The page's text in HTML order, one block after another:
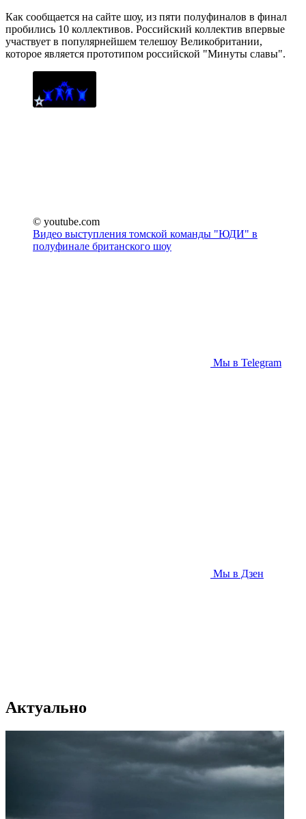
Как сообщается на сайте шоу, из пяти полуфиналов в финал
пробились 10 коллективов. Российский коллектив впервые
участвует в популярнейшем телешоу Великобритании,
которое является прототипом российской "Минуты славы".
© youtube.com
Видео выступления томской команды "ЮДИ" в
полуфинале британского шоу
Мы в Telegram
Мы в Дзен
Актуально